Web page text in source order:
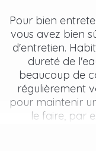
Pour bien
vous avez bien
d'entretien.
dureté de
beaucoup de
régulièrement
pour maintenir
le faire, par
sûr également